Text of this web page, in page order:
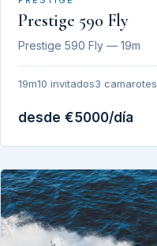
Prestige 590 Fly
Prestige 590 Fly — 19m
19m10 invitados3 camarotes
desde €5000/día